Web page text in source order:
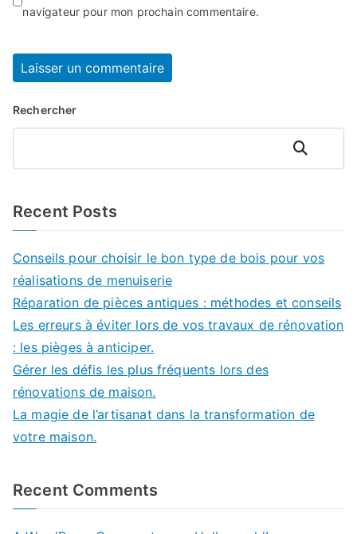
navigateur pour mon prochain commentaire.
Rechercher
Rechercher
Recent Posts
Conseils pour choisir le bon type de bois pour vos
réalisations de menuiserie
Réparation de pièces antiques : méthodes et conseils
Les erreurs à éviter lors de vos travaux de rénovation
: les pièges à anticiper.
Gérer les défis les plus fréquents lors des
rénovations de maison.
La magie de l’artisanat dans la transformation de
votre maison.
Recent Comments